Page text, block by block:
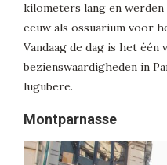
kilometers lang en werden
eeuw als ossuarium voor
Vandaag de dag is het één
bezienswaardigheden in
lugubere.
Montparnasse